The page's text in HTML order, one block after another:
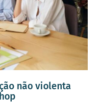
não violenta